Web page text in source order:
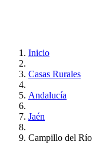
Inicio
Casas Rurales
Andalucía
Jaén
Campillo del Río